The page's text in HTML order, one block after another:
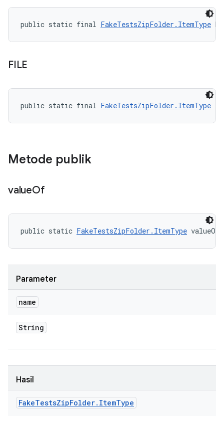
public static final FakeTestsZipFolder.ItemType
FILE
public static final FakeTestsZipFolder.ItemType
Metode publik
valueOf
public static FakeTestsZipFolder.ItemType valueOf
Parameter
name
String
Hasil
FakeTestsZipFolder. ItemType